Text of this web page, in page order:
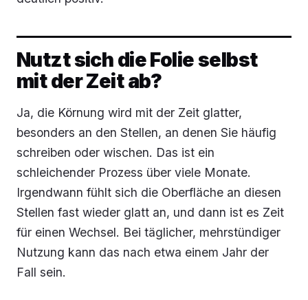
Nutzt sich die Folie selbst
mit der Zeit ab?
Ja, die Körnung wird mit der Zeit glatter,
besonders an den Stellen, an denen Sie häufig
schreiben oder wischen. Das ist ein
schleichender Prozess über viele Monate.
Irgendwann fühlt sich die Oberfläche an diesen
Stellen fast wieder glatt an, und dann ist es Zeit
für einen Wechsel. Bei täglicher, mehrstündiger
Nutzung kann das nach etwa einem Jahr der
Fall sein.